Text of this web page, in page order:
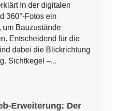
In der digitalen
360°-Fotos ein
um Bauzustände
Entscheidend für die
dabei die Blickrichtung
Sichtkegel –...
Erweiterung: Der